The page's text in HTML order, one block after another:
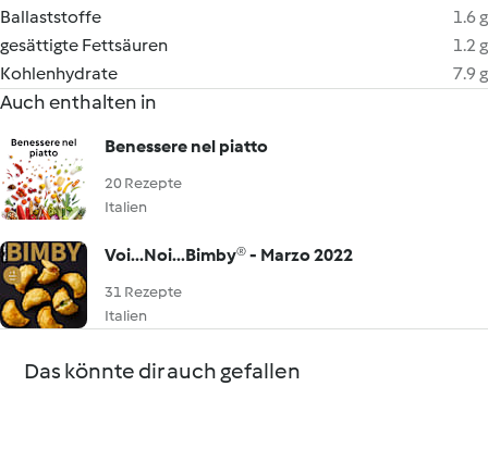
Ballaststoffe
1.6 g
gesättigte Fettsäuren
1.2 g
Kohlenhydrate
7.9 g
Auch enthalten in
Benessere nel piatto
20 Rezepte
Italien
Voi...Noi...Bimby® - Marzo 2022
31 Rezepte
Italien
Das könnte dir auch gefallen